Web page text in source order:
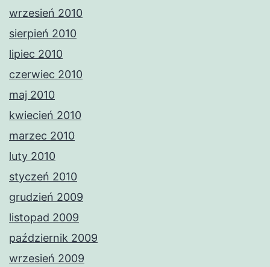
wrzesień 2010
sierpień 2010
lipiec 2010
czerwiec 2010
maj 2010
kwiecień 2010
marzec 2010
luty 2010
styczeń 2010
grudzień 2009
listopad 2009
październik 2009
wrzesień 2009